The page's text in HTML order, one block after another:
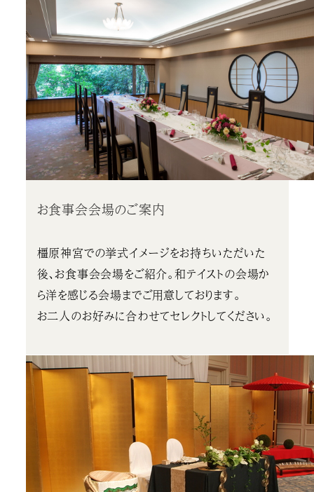
お食事会会場のご案内
橿原神宮での挙式イメージをお持ちいただいた
後、お食事会会場をご紹介。和テイストの会場か
ら洋を感じる会場までご用意しております。
お二人のお好みに合わせてセレクトしてください。